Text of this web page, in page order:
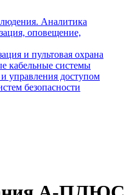
Аналитика
оповещение,
и пультовая охрана
кабельные системы
управления доступом
безопасности